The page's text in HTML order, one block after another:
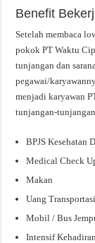
Benefit
Setelah membaca
pokok PT Waktu
tunjangan dan
pegawai/
menjadi karyawan
tunjangan-
BPJS Kesehatan
Medical Check
Makan
Uang Transportasi
Mobil / Bus
Intensif Kehadiran